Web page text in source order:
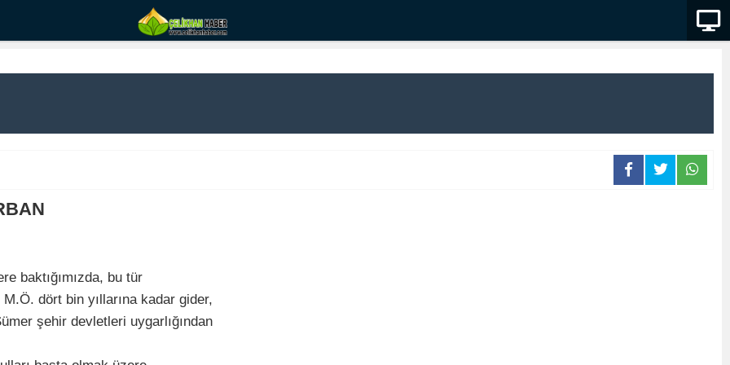
baktığımızda, bu tür
dört bin yıllarına kadar gider,
şehir devletleri uygarlığından